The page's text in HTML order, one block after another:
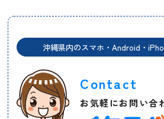
沖縄県内のスマホ・Android・
Contact
お気軽にお問い合